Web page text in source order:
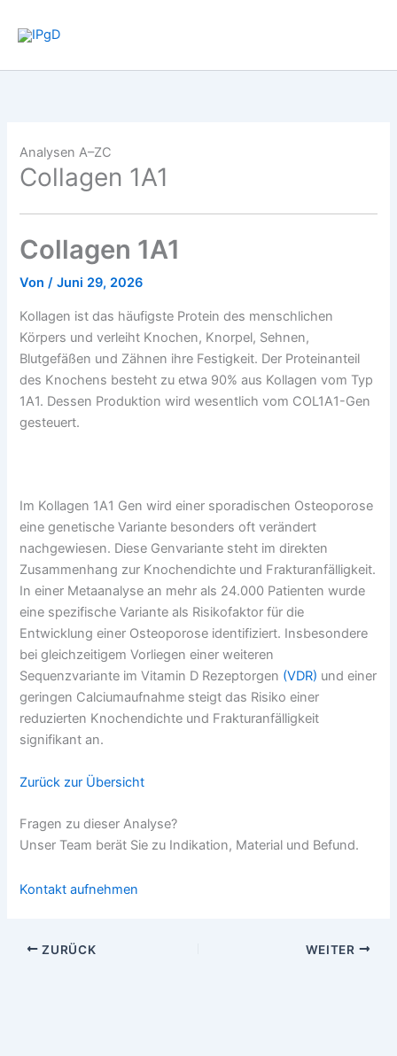
Inhalt
Analysen A–ZC
Collagen 1A1
Collagen 1A1
Von/Juni 29, 2026
Kollagen ist das häufigste Protein des menschlichen
Körpers und verleiht Knochen, Knorpel, Sehnen,
Blutgefäßen und Zähnen ihre Festigkeit. Der Proteinanteil
des Knochens besteht zu etwa 90% aus Kollagen vom Typ
1A1. Dessen Produktion wird wesentlich vom COL1A1-Gen
gesteuert.
Im Kollagen 1A1 Gen wird einer sporadischen Osteoporose
eine genetische Variante besonders oft verändert
nachgewiesen. Diese Genvariante steht im direkten
Zusammenhang zur Knochendichte und Frakturanfälligkeit.
In einer Metaanalyse an mehr als 24.000 Patienten wurde
eine spezifische Variante als Risikofaktor für die
Entwicklung einer Osteoporose identifiziert. Insbesondere
bei gleichzeitigem Vorliegen einer weiteren
Sequenzvariante im Vitamin D Rezeptorgen (VDR) und einer
geringen Calciumaufnahme steigt das Risiko einer
reduzierten Knochendichte und Frakturanfälligkeit
signifikant an.
Zurück zur Übersicht
Fragen zu dieser Analyse?
Unser Team berät Sie zu Indikation, Material und Befund.
Kontakt aufnehmen
ZURÜCK WEITER